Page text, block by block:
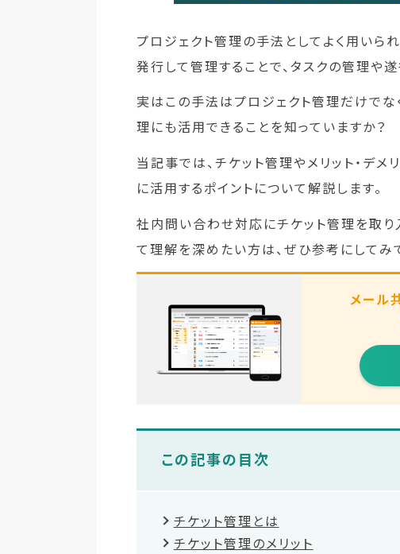
プロジェクト管理の手法としてよく用いら
発行して管理することで、タスクの管理や
実はこの手法はプロジェクト管理だけで
理にも活用できることを知っていますか？
当記事では、チケット管理やメリット・デ
に活用するポイントについて解説します。
社内問い合わせ対応にチケット管理を取り
て理解を深めたい方は、ぜひ参考にしてみ
メール
この記事の目次
チケット管理とは
チケット管理のメリット